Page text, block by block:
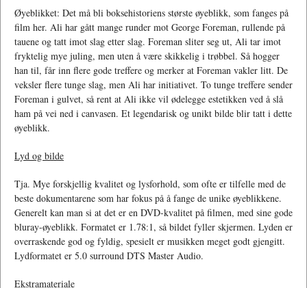
Øyeblikket: Det må bli boksehistoriens største øyeblikk, som fanges på
film her. Ali har gått mange runder mot George Foreman, rullende på
tauene og tatt imot slag etter slag. Foreman sliter seg ut, Ali tar imot
fryktelig mye juling, men uten å være skikkelig i trøbbel. Så hogger
han til, får inn flere gode treffere og merker at Foreman vakler litt. De
veksler flere tunge slag, men Ali har initiativet. To tunge treffere sender
Foreman i gulvet, så rent at Ali ikke vil ødelegge estetikken ved å slå
ham på vei ned i canvasen. Et legendarisk og unikt bilde blir tatt i dette
øyeblikk.
Lyd og bilde
Tja. Mye forskjellig kvalitet og lysforhold, som ofte er tilfelle med de
beste dokumentarene som har fokus på å fange de unike øyeblikkene.
Generelt kan man si at det er en DVD-kvalitet på filmen, med sine gode
bluray-øyeblikk. Formatet er 1.78:1, så bildet fyller skjermen. Lyden er
overraskende god og fyldig, spesielt er musikken meget godt gjengitt.
Lydformatet er 5.0 surround DTS Master Audio.
Ekstramateriale